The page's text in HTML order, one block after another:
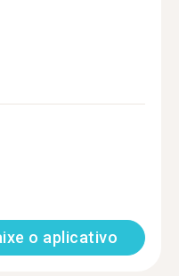
o aplicativo